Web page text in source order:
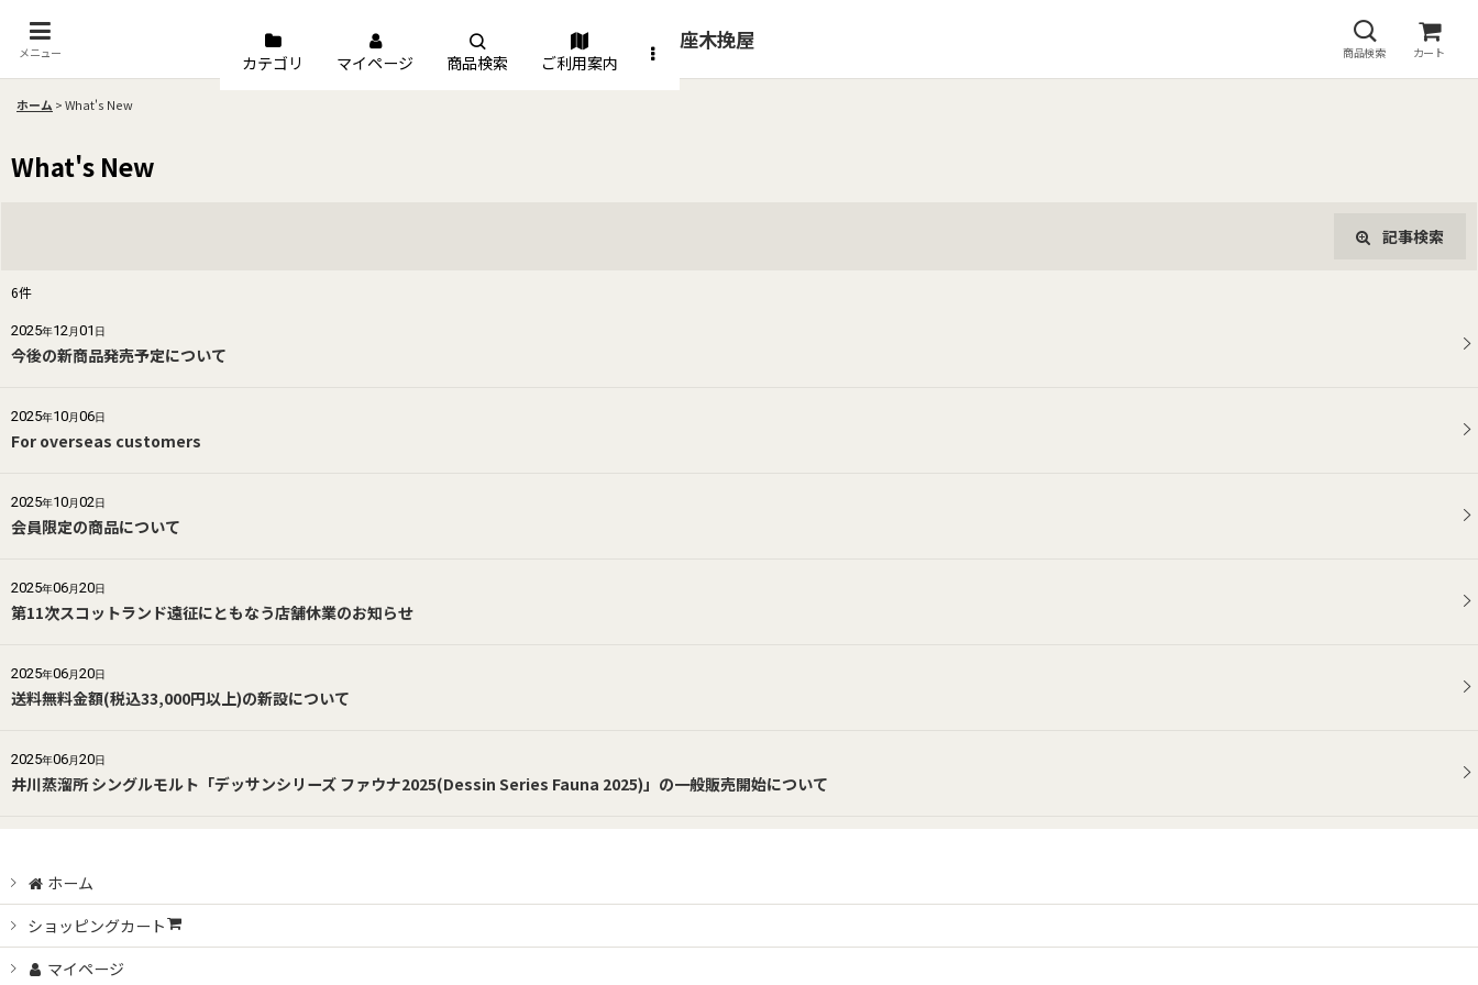
メニュー 銀座木挽屋 商品検索 カート
カテゴリ マイページ 商品検索 ご利用案内
ホーム >What's New
What's New
記事検索
キーワード
6件
2025年12月01 日
今後の新商品発売予定について
2025年10月06日
For overseas customers
2025年10月02日
会員限定の商品について
2025年06月20日
第11次スコットランド遠征にともなう店舗休業のお知らせ
2025年06月20日
送料無料金額(税込33,000円以上)の新設について
2025年06月20日
井川蒸溜所 シングルモルト「デッサンシリーズ ファウナ2025(Dessin Series Fauna 2025)」の一般販売開始について
ホーム
ショッピングカート
マイページ